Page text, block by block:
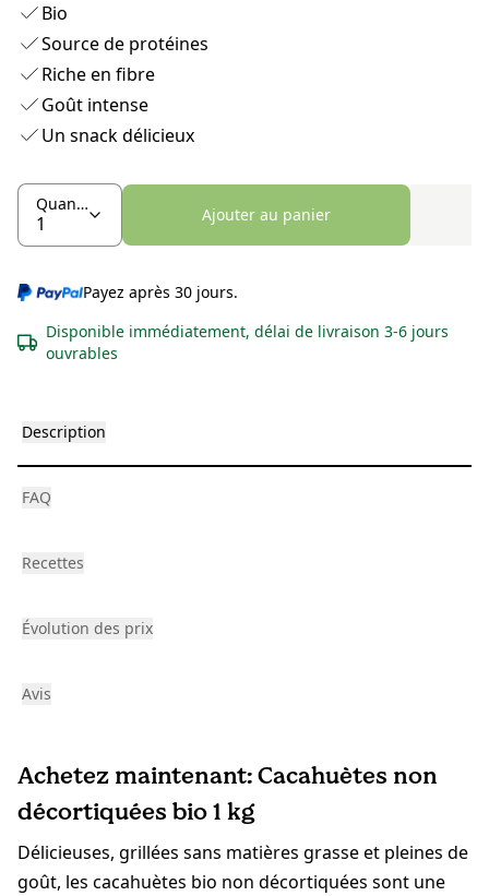
Bio
Source de protéines
Riche en fibre
Goût intense
Un snack délicieux
Quantité
Ajouter au panier
Payez après 30 jours.
Disponible immédiatement, délai de livraison 3-6 jours
ouvrables
Description
FAQ
Recettes
Évolution des prix
Avis
Achetez maintenant: Cacahuètes non
décortiquées bio 1 kg
Délicieuses, grillées sans matières grasse et pleines de
goût, les cacahuètes bio non décortiquées sont une